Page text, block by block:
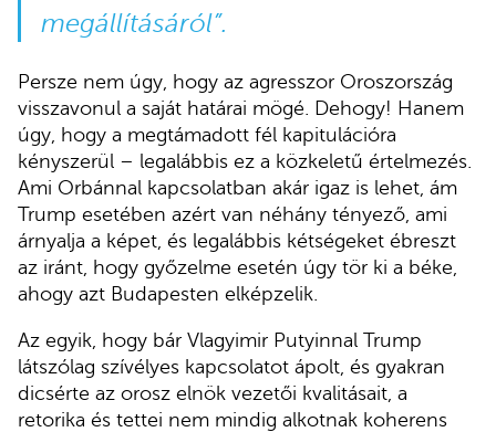
megállításáról”.
Persze nem úgy, hogy az agresszor Oroszország
visszavonul a saját határai mögé. Dehogy! Hanem
úgy, hogy a megtámadott fél kapitulációra
kényszerül – legalábbis ez a közkeletű értelmezés.
Ami Orbánnal kapcsolatban akár igaz is lehet, ám
Trump esetében azért van néhány tényező, ami
árnyalja a képet, és legalábbis kétségeket ébreszt
az iránt, hogy győzelme esetén úgy tör ki a béke,
ahogy azt Budapesten elképzelik.
Az egyik, hogy bár Vlagyimir Putyinnal Trump
látszólag szívélyes kapcsolatot ápolt, és gyakran
dicsérte az orosz elnök vezetői kvalitásait, a
retorika és tettei nem mindig alkotnak koherens